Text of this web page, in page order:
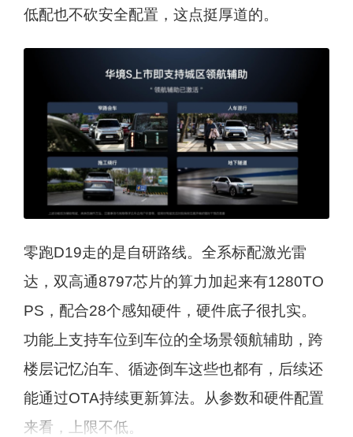
低配也不砍安全配置，这点挺厚道的。
零跑D19走的是自研路线。全系标配激光雷
达，双高通8797芯片的算力加起来有1280TO
PS，配合28个感知硬件，硬件底子很扎实。
功能上支持车位到车位的全场景领航辅助，跨
楼层记忆泊车、循迹倒车这些也都有，后续还
能通过OTA持续更新算法。从参数和硬件配置
来看，上限不低。